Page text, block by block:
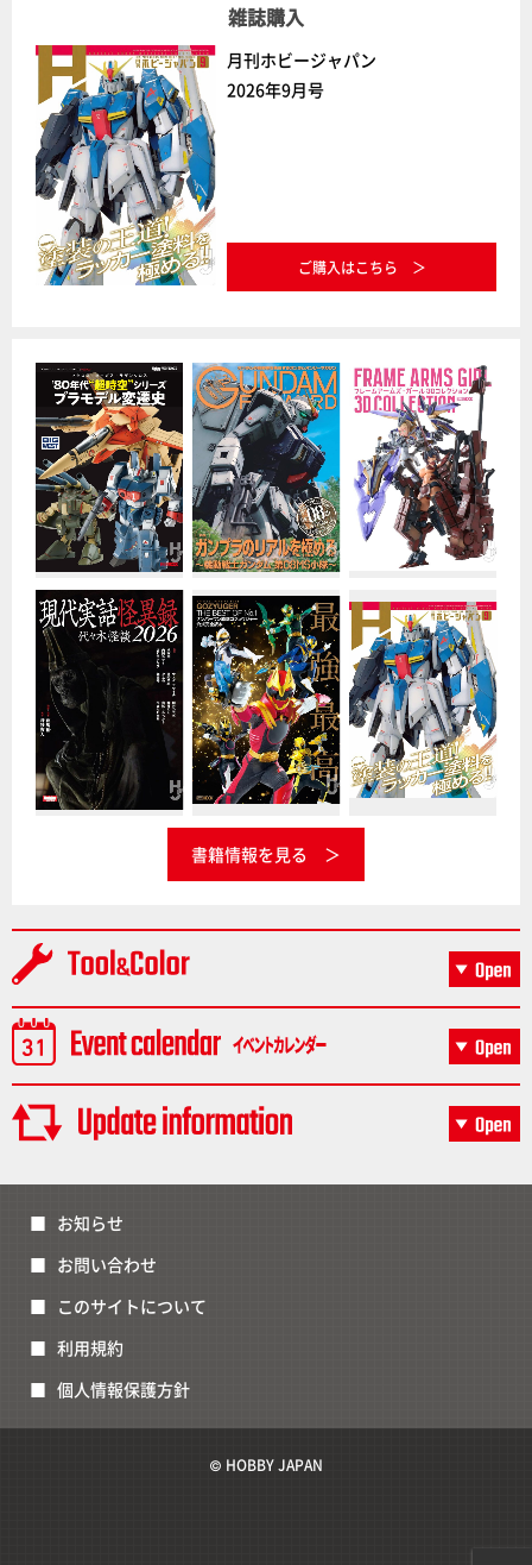
雑誌購入
月刊ホビージャパン
2026年9月号
ご購入はこちら
書籍情報を見る
お知らせ
お問い合わせ
このサイトについて
利用規約
個人情報保護方針
© HOBBY JAPAN